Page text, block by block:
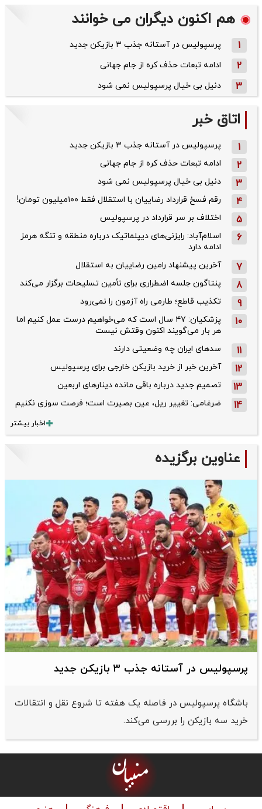
هم اکنون دیگران می خوانند
1 پرسپولیس در آستانه جذب ۳ بازیکن جدید
2 ادامه تبعات حذف کره از جام جهانی
3 دنیل بی خیال پرسپولیس نمی شود
اتاق خبر
1 پرسپولیس در آستانه جذب ۳ بازیکن جدید
2 ادامه تبعات حذف کره از جام جهانی
3 دنیل بی خیال پرسپولیس نمی شود
4 رقم فسخ قرارداد رضاییان با استقلال فقط ۱۰۰میلیون تومان!
5 اختلاف بر سر قرارداد در پرسپولیس
6
اسلام‌آباد: رایزنی‌های دیپلماتیک درباره منطقه و تنگه هرمز
ادامه دارد
7 آخرین پیشنهاد رامین رضاییان به استقلال
8 پنتاگون جلسه اضطراری برای تأمین تسلیحات برگزار می‌کند
9 تکذیب قاطع؛‌ طارمی راه آزمون را نمی‌رود
10
پزشکیان: ۴۷ سال است که می‌خواهیم درست عمل کنیم اما
هر بار می‌گویند اکنون وقتش نیست
11 سدهای ایران چه وضعیتی دارند
12 آخرین خبر از خرید بازیکن خارجی برای پرسپولیس
13 تصمیم جدید درباره باقی مانده دینارهای اربعین
14 ضرغامی: تغییر ریل، عین بصیرت است؛ فرصت سوزی نکنیم
اخبار بیشتر
عناوین برگزیده
پرسپولیس در آستانه جذب ۳ بازیکن جدید
باشگاه پرسپولیس در فاصله یک هفته تا شروع نقل و انتقالات
خرید سه بازیکن را بررسی می‌کند.